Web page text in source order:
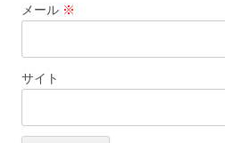
メール ※
サイト